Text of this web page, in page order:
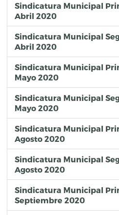
Sindicatura Municipal
Abril 2020
Sindicatura Municipal
Abril 2020
Sindicatura Municipal
Mayo 2020
Sindicatura Municipal
Mayo 2020
Sindicatura Municipal
Agosto 2020
Sindicatura Municipal
Agosto 2020
Sindicatura Municipal
Septiembre 2020